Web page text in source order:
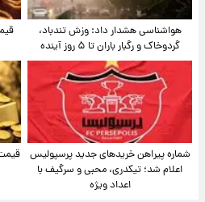
هواشناسی هشدار داد: وزش تندباد،
گردوخاک و رگبار باران تا ۵ روز آینده
شماره پیراهن خریدهای جدید پرسپولیس
اعلام شد؛ تیکدری، محبی و سرگیف با
اعداد ویژه